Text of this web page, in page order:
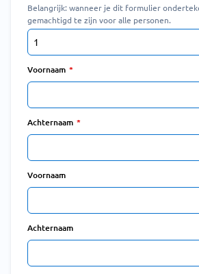
Belangrijk: wanneer je dit formulier
gemachtigd te zijn voor alle personen.
Voornaam
Achternaam
Voornaam
Achternaam